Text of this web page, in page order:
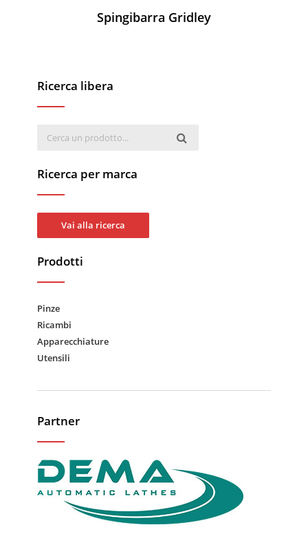
Spingibarra Gridley
Ricerca libera
Ricerca per marca
Vai alla ricerca
Prodotti
Pinze
Ricambi
Apparecchiature
Utensili
Partner